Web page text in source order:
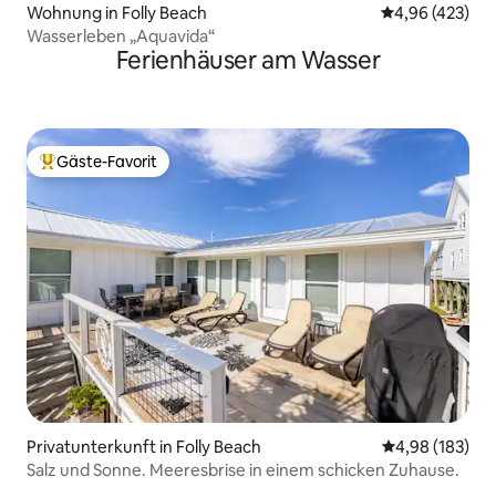
Wohnung in Folly Beach
4,96 (423)
Wasserleben „Aquavida“
Ferienhäuser am Wasser
Beliebter Gäste-Favorit.
Gäste-Favorit
Privatunterkunft in Folly Beach
4,98 (183)
Salz und Sonne. Meeresbrise in einem schicken Zuhause.